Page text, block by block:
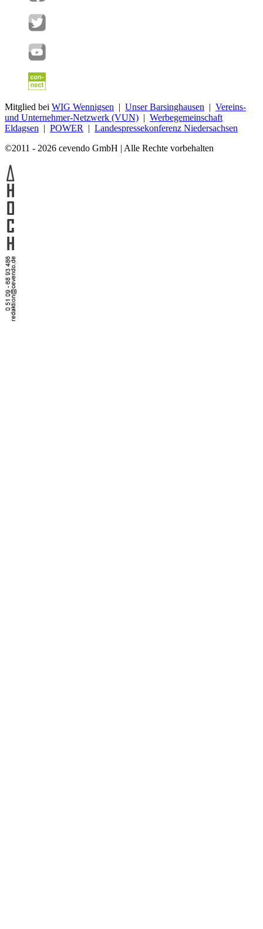
Mitglied bei WIG Wennigsen | Unser Barsinghausen | Vereins-
und Unternehmer-Netzwerk (VUN) | Werbegemeinschaft
Eldagsen | POWER | Landespressekonferenz Niedersachsen
©2011 - 2026 cevendo GmbH | Alle Rechte vorbehalten